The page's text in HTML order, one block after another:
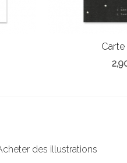
des illustrations